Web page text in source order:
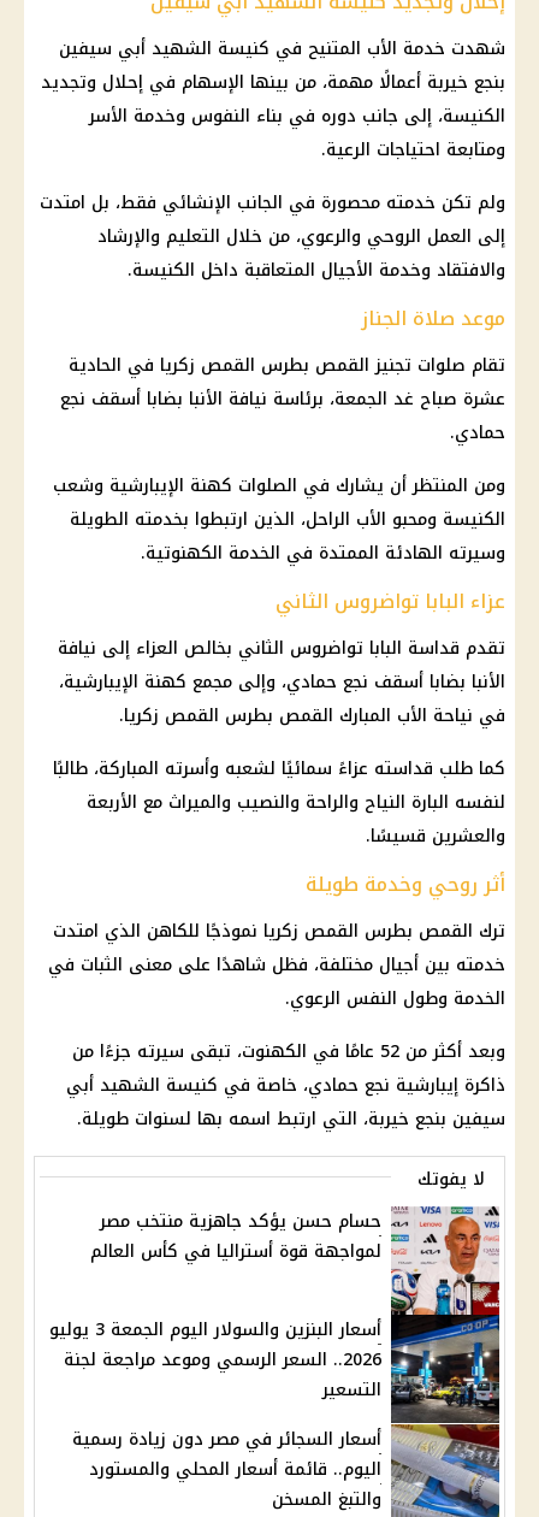
شهدت خدمة الأب المتنيح في كنيسة الشهيد أبي سيفين
بنجع خيربة أعمالًا مهمة، من بينها الإسهام في إحلال وتجديد
الكنيسة، إلى جانب دوره في بناء النفوس وخدمة الأسر
ومتابعة احتياجات الرعية.
ولم تكن خدمته محصورة في الجانب الإنشائي فقط، بل امتدت
إلى العمل الروحي والرعوي، من خلال التعليم والإرشاد
والافتقاد وخدمة الأجيال المتعاقبة داخل الكنيسة.
موعد صلاة الجناز
تقام صلوات تجنيز القمص بطرس القمص زكريا في الحادية
عشرة صباح غد الجمعة، برئاسة نيافة الأنبا بضابا أسقف نجع
حمادي.
ومن المنتظر أن يشارك في الصلوات كهنة الإيبارشية وشعب
الكنيسة ومحبو الأب الراحل، الذين ارتبطوا بخدمته الطويلة
وسيرته الهادئة الممتدة في الخدمة الكهنوتية.
عزاء البابا تواضروس الثاني
تقدم قداسة البابا تواضروس الثاني بخالص العزاء إلى نيافة
الأنبا بضابا أسقف نجع حمادي، وإلى مجمع كهنة الإيبارشية،
في نياحة الأب المبارك القمص بطرس القمص زكريا.
كما طلب قداسته عزاءً سمائيًا لشعبه وأسرته المباركة، طالبًا
لنفسه البارة النياح والراحة والنصيب والميراث مع الأربعة
والعشرين قسيسًا.
أثر روحي وخدمة طويلة
ترك القمص بطرس القمص زكريا نموذجًا للكاهن الذي امتدت
خدمته بين أجيال مختلفة، فظل شاهدًا على معنى الثبات في
الخدمة وطول النفس الرعوي.
وبعد أكثر من 52 عامًا في الكهنوت، تبقى سيرته جزءًا من
ذاكرة إيبارشية نجع حمادي، خاصة في كنيسة الشهيد أبي
سيفين بنجع خيربة، التي ارتبط اسمه بها لسنوات طويلة.
لا يفوتك
حسام حسن يؤكد جاهزية منتخب مصر
لمواجهة قوة أستراليا في كأس العالم
أسعار البنزين والسولار اليوم الجمعة 3 يوليو
2026.. السعر الرسمي وموعد مراجعة لجنة
التسعير
أسعار السجائر في مصر دون زيادة رسمية
اليوم.. قائمة أسعار المحلي والمستورد
والتبغ المسخن